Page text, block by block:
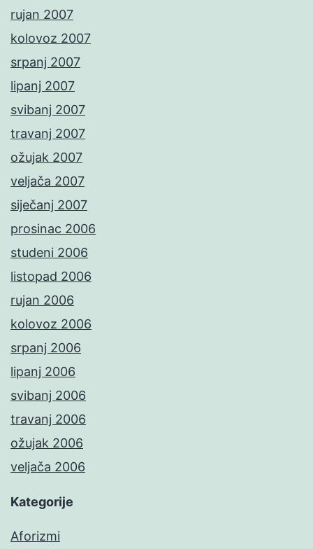
rujan 2007
kolovoz 2007
srpanj 2007
lipanj 2007
svibanj 2007
travanj 2007
ožujak 2007
veljača 2007
siječanj 2007
prosinac 2006
studeni 2006
listopad 2006
rujan 2006
kolovoz 2006
srpanj 2006
lipanj 2006
svibanj 2006
travanj 2006
ožujak 2006
veljača 2006
Kategorije
Aforizmi